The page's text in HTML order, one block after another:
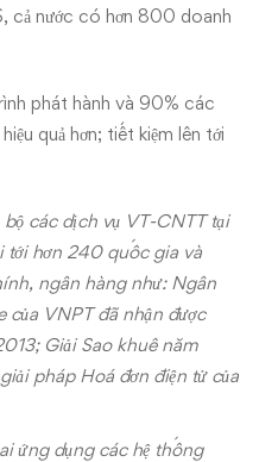
cả nước có hơn 800 doanh
phát hành và 90% các
quả hơn; tiết kiệm lên tới
các dịch vụ VT-CNTT tại
tới hơn 240 quốc gia và
ngân hàng như: Ngân
của VNPT đã nhận được
Giải Sao khuê năm
pháp Hoá đơn điện tử của
ứng dụng các hệ thống